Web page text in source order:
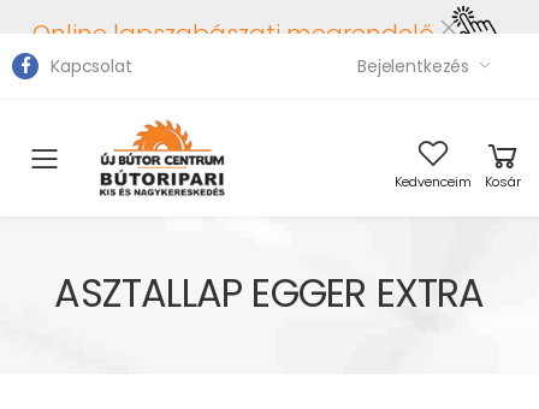
Online lapszabászati megrendelő
Kapcsolat Bejelentkezés
Toggle mobile menu Kedvenceim Kosár
ASZTALLAP EGGER EXTRA